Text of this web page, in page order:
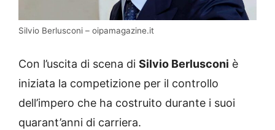
Silvio Berlusconi – oipamagazine.it
Con l’uscita di scena di Silvio Berlusconi è
iniziata la competizione per il controllo
dell’impero che ha costruito durante i suoi
quarant’anni di carriera.